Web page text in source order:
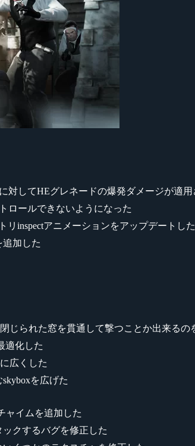
対してHEグレネードの爆発ダメージが適
ロールできないようになった
inspectアニメーションをアップデートした
加した
じられた窓を貫通して撃つことか出来るの
適化した
広くした
を広げた
ャイムを追加した
クするバグを修正した